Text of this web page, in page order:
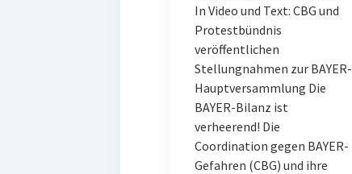
In Video und Text: CBG und
Protestbündnis
veröffentlichen
Stellungnahmen zur BAYER-
Hauptversammlung Die
BAYER-Bilanz ist
verheerend! Die
Coordination gegen BAYER-
Gefahren (CBG) und ihre